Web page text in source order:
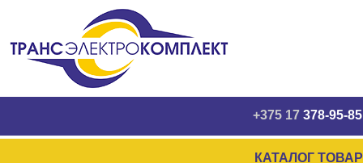
+375 17 378-95-85
КАТАЛОГ